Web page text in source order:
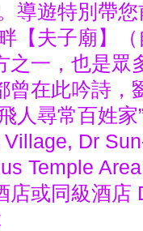
導遊特別帶
【夫子廟】
之一，也是眾
曾在此吟詩，
人尋常百姓
Dr
Temple
店或同級酒